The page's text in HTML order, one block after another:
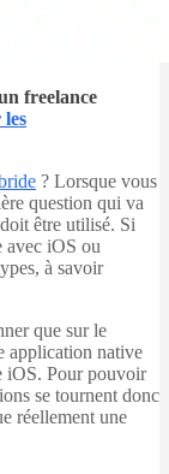
freelance
? Lorsque vous
question qui va
être utilisé. Si
avec iOS ou
à savoir
que sur le
application native
iOS. Pour pouvoir
se tournent donc
réellement une